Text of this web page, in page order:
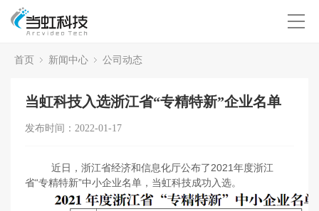
首页 新闻中心 公司动态
当虹科技入选浙江省“专精特新”企业名单
发布时间：2022-01-17
近日，浙江省经济和信息化厅公布了2021年度浙江
省“专精特新”中小企业名单，当虹科技成功入选。